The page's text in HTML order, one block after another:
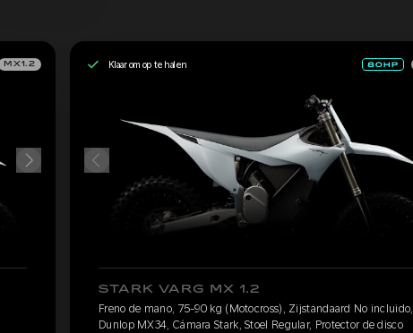
MX1.2 Klaar om op te halen
STARK VARG MX 1.2
Freno de mano, 75-90 kg (Motocross), Zijstandaard No incluido,
Dunlop MX34, Cámara Stark, Stoel Regular, Protector de disco